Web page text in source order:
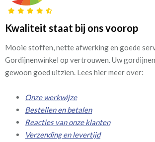
Kwaliteit staat bij ons voorop
Mooie stoffen, nette afwerking en goede
Gordijnenwinkel op vertrouwen. Uw
gewoon goed uitzien. Lees hier meer over:
Onze werkwijze
Bestellen en betalen
Reacties van onze klanten
Verzending en levertijd